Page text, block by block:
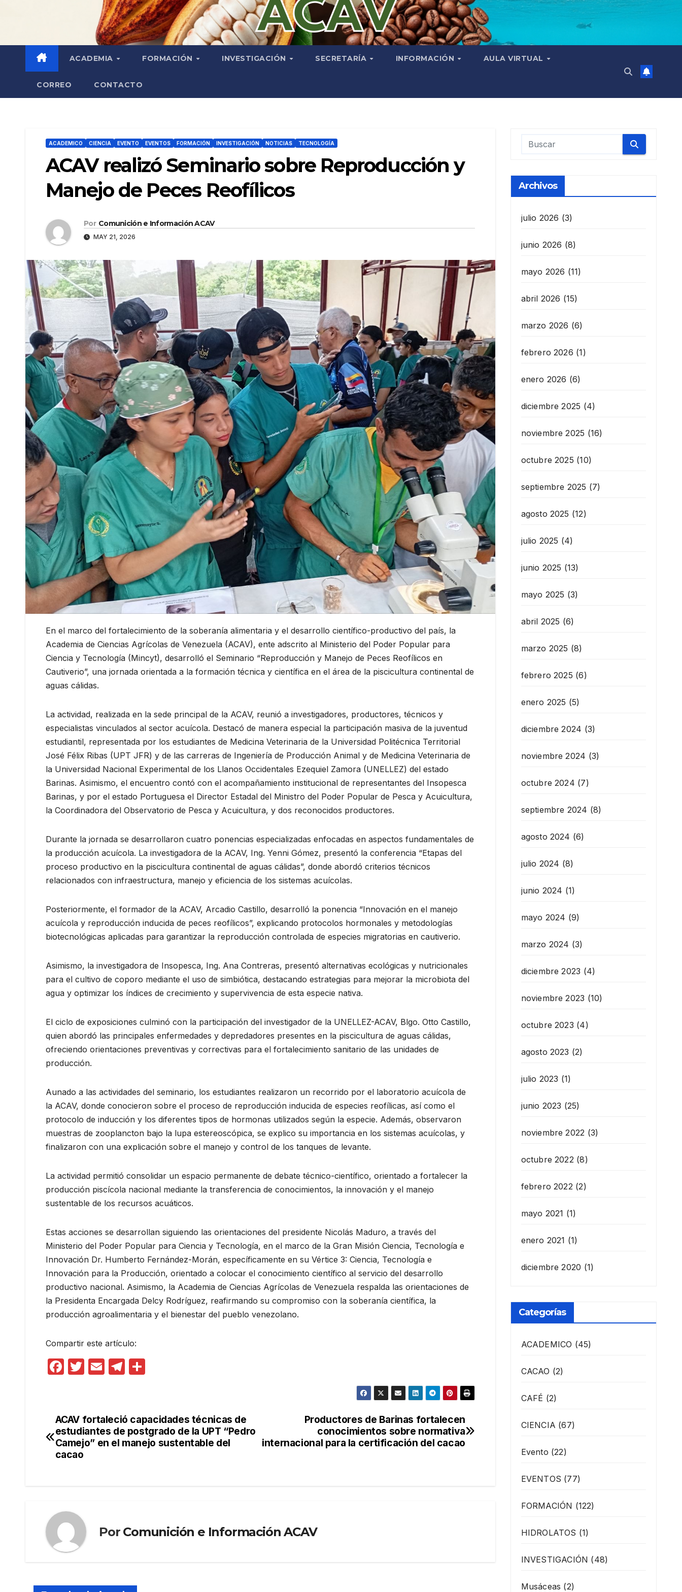
ACADEMIA FORMACIÓN INVESTIGACIÓN SECRETARÍA INFORMACIÓN AULA VIRTUAL
CORREO CONTACTO
ACADEMICO CIENCIA EVENTO EVENTOS FORMACIÓN INVESTIGACIÓN NOTICIAS TECNOLOGÍA
ACAV realizó Seminario sobre Reproducción y
Manejo de Peces Reofílicos
Por Comunición e Información ACAV
MAY 21, 2026
En el marco del fortalecimiento de la soberanía alimentaria y el desarrollo científico-productivo del país, la
Academia de Ciencias Agrícolas de Venezuela (ACAV), ente adscrito al Ministerio del Poder Popular para
Ciencia y Tecnología (Mincyt), desarrolló el Seminario “Reproducción y Manejo de Peces Reofílicos en
Cautiverio”, una jornada orientada a la formación técnica y científica en el área de la piscicultura continental de
aguas cálidas.
La actividad, realizada en la sede principal de la ACAV, reunió a investigadores, productores, técnicos y
especialistas vinculados al sector acuícola. Destacó de manera especial la participación masiva de la juventud
estudiantil, representada por los estudiantes de Medicina Veterinaria de la Universidad Politécnica Territorial
José Félix Ribas (UPT JFR) y de las carreras de Ingeniería de Producción Animal y de Medicina Veterinaria de
la Universidad Nacional Experimental de los Llanos Occidentales Ezequiel Zamora (UNELLEZ) del estado
Barinas. Asimismo, el encuentro contó con el acompañamiento institucional de representantes del Insopesca
Barinas, y por el estado Portuguesa el Director Estadal del Ministro del Poder Popular de Pesca y Acuicultura,
la Coordinadora del Observatorio de Pesca y Acuicultura, y dos reconocidos productores.
Durante la jornada se desarrollaron cuatro ponencias especializadas enfocadas en aspectos fundamentales de
la producción acuícola. La investigadora de la ACAV, Ing. Yenni Gómez, presentó la conferencia “Etapas del
proceso productivo en la piscicultura continental de aguas cálidas”, donde abordó criterios técnicos
relacionados con infraestructura, manejo y eficiencia de los sistemas acuícolas.
Posteriormente, el formador de la ACAV, Arcadio Castillo, desarrolló la ponencia “Innovación en el manejo
acuícola y reproducción inducida de peces reofílicos”, explicando protocolos hormonales y metodologías
biotecnológicas aplicadas para garantizar la reproducción controlada de especies migratorias en cautiverio.
Asimismo, la investigadora de Insopesca, Ing. Ana Contreras, presentó alternativas ecológicas y nutricionales
para el cultivo de coporo mediante el uso de simbiótica, destacando estrategias para mejorar la microbiota del
agua y optimizar los índices de crecimiento y supervivencia de esta especie nativa.
El ciclo de exposiciones culminó con la participación del investigador de la UNELLEZ-ACAV, Blgo. Otto Castillo,
quien abordó las principales enfermedades y depredadores presentes en la piscicultura de aguas cálidas,
ofreciendo orientaciones preventivas y correctivas para el fortalecimiento sanitario de las unidades de
producción.
Aunado a las actividades del seminario, los estudiantes realizaron un recorrido por el laboratorio acuícola de
la ACAV, donde conocieron sobre el proceso de reproducción inducida de especies reofílicas, así como el
protocolo de inducción y los diferentes tipos de hormonas utilizados según la especie. Además, observaron
muestras de zooplancton bajo la lupa estereoscópica, se explico su importancia en los sistemas acuícolas, y
finalizaron con una explicación sobre el manejo y control de los tanques de levante.
La actividad permitió consolidar un espacio permanente de debate técnico-científico, orientado a fortalecer la
producción piscícola nacional mediante la transferencia de conocimientos, la innovación y el manejo
sustentable de los recursos acuáticos.
Estas acciones se desarrollan siguiendo las orientaciones del presidente Nicolás Maduro, a través del
Ministerio del Poder Popular para Ciencia y Tecnología, en el marco de la Gran Misión Ciencia, Tecnología e
Innovación Dr. Humberto Fernández-Morán, específicamente en su Vértice 3: Ciencia, Tecnología e
Innovación para la Producción, orientado a colocar el conocimiento científico al servicio del desarrollo
productivo nacional. Asimismo, la Academia de Ciencias Agrícolas de Venezuela respalda las orientaciones de
la Presidenta Encargada Delcy Rodríguez, reafirmando su compromiso con la soberanía científica, la
producción agroalimentaria y el bienestar del pueblo venezolano.
Compartir este artículo:
F
e
b
o
o
T
er
E
T
gr
a
m
p
ar
tir
Navegación
de
Productores de Barinas fortalecen
conocimientos sobre normativa
internacional para la certificación del cacao
ACAV fortaleció capacidades técnicas de
estudiantes de postgrado de la UPT “Pedro
Camejo” en el manejo sustentable del
cacao
Por Comunición e Información ACAV
Archivos
julio 2026 (3)
junio 2026 (8)
mayo 2026 (11)
abril 2026 (15)
marzo 2026 (6)
febrero 2026 (1)
enero 2026 (6)
diciembre 2025 (4)
noviembre 2025 (16)
octubre 2025 (10)
septiembre 2025 (7)
agosto 2025 (12)
julio 2025 (4)
junio 2025 (13)
mayo 2025 (3)
abril 2025 (6)
marzo 2025 (8)
febrero 2025 (6)
enero 2025 (5)
diciembre 2024 (3)
noviembre 2024 (3)
octubre 2024 (7)
septiembre 2024 (8)
agosto 2024 (6)
julio 2024 (8)
junio 2024 (1)
mayo 2024 (9)
marzo 2024 (3)
diciembre 2023 (4)
noviembre 2023 (10)
octubre 2023 (4)
agosto 2023 (2)
julio 2023 (1)
junio 2023 (25)
noviembre 2022 (3)
octubre 2022(8)
febrero 2022(2)
mayo 2021 (1)
enero 2021 (1)
diciembre 2020 (1)
Categorías
ACADEMICO (45)
CACAO (2)
CAFÉ (2)
CIENCIA (67)
Evento (22)
EVENTOS (77)
FORMACIÓN (122)
HIDROLATOS (1)
INVESTIGACIÓN (48)
Musáceas (2)